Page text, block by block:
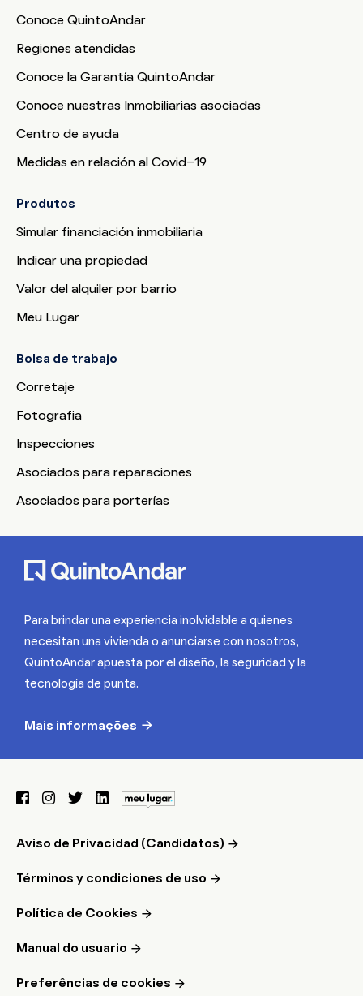
Conoce QuintoAndar
Regiones atendidas
Conoce la Garantía QuintoAndar
Conoce nuestras Inmobiliarias asociadas
Centro de ayuda
Medidas en relación al Covid-19
Produtos
Simular financiación inmobiliaria
Indicar una propiedad
Valor del alquiler por barrio
Meu Lugar
Bolsa de trabajo
Corretaje
Fotografia
Inspecciones
Asociados para reparaciones
Asociados para porterías
Para brindar una experiencia inolvidable a quienes
necesitan una vivienda o anunciarse con nosotros,
QuintoAndar apuesta por el diseño, la seguridad y la
tecnología de punta.
Mais informações
Aviso de Privacidad (Candidatos)
Términos y condiciones de uso
Política de Cookies
Manual do usuario
Preferências de cookies